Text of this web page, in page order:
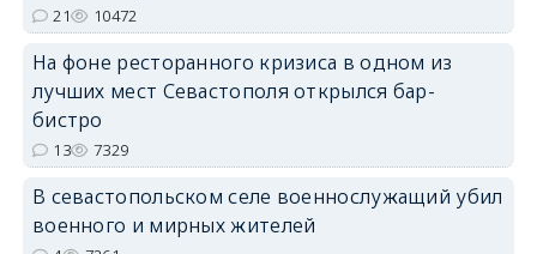
erid: 2SDnjdPjgYS
erid: 2SDnjdvhGXG
21 10472
На фоне ресторанного кризиса в одном из
лучших мест Севастополя открылся бар-
бистро
13 7329
В севастопольском селе военнослужащий убил
военного и мирных жителей